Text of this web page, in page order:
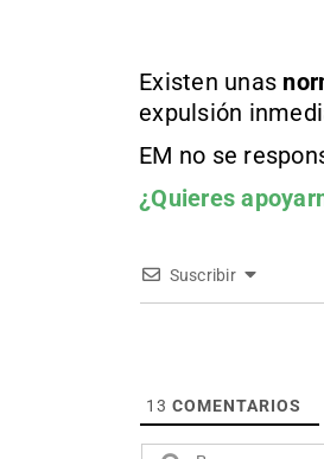
Existen unas
expulsión
EM no se
¿Quieres
Suscribir
13 COMENTARIOS